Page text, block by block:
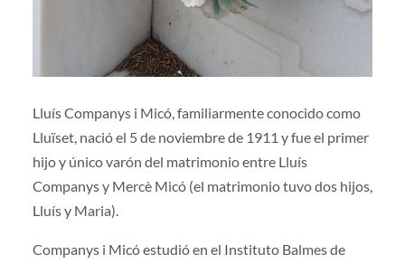
Lluís Companys i Micó, familiarmente conocido como
Lluïset, nació el 5 de noviembre de 1911 y fue el primer
hijo y único varón del matrimonio entre Lluís
Companys y Mercè Micó (el matrimonio tuvo dos hijos,
Lluís y Maria).
Companys i Micó estudió en el Instituto Balmes de